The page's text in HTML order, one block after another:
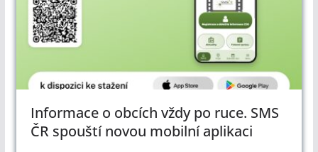
Informace o obcích vždy po ruce. SMS
ČR spouští novou mobilní aplikaci